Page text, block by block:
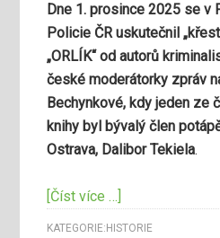
Dne 1. prosince 2025 se v
Policie ČR uskutečnil
„ORLÍK“ od autorů
české moderátorky zpráv
Bechynkové, kdy jeden ze
knihy byl bývalý člen
Ostrava, Dalibor Tekiela.
[Číst více …]
KATEGORIE: HISTORIE